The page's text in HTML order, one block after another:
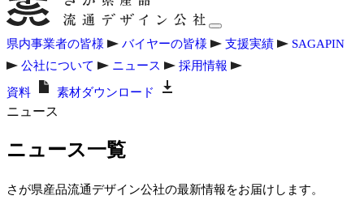
県内事業者の皆様 バイヤーの皆様 支援実績
SAGAPIN
公社について
ニュース 採用情報
資料 素材ダウンロード
ニュース
ニュース一覧
さが県産品流通デザイン公社の最新情報をお届けします。